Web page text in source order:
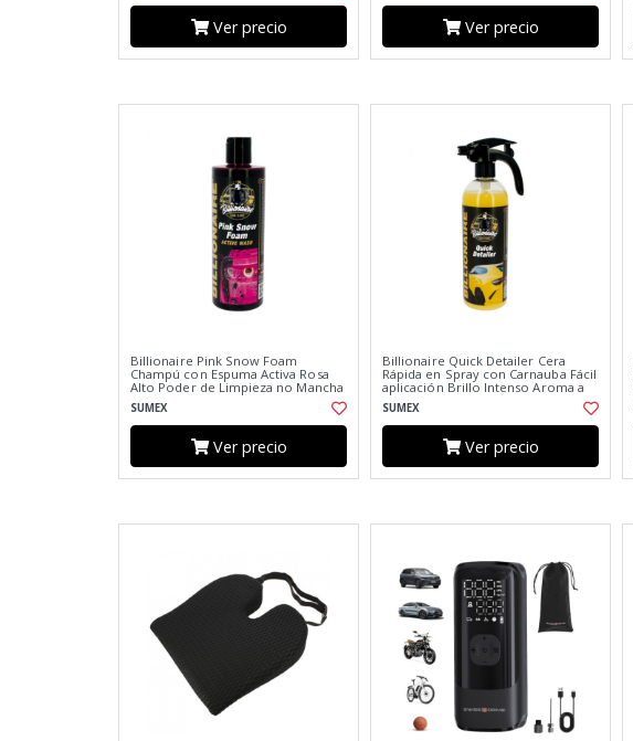
Ver precio Ver precio
Billionaire Pink Snow Foam
Champú con Espuma Activa Rosa
Alto Poder de Limpieza no Mancha
Aroma a Frutos del Bosque 500ml
SUMEX
Ver precio
Billionaire Quick Detailer Cera
Rápida en Spray con Carnauba Fácil
aplicación Brillo Intenso Aroma a
Cítrico 750ml
SUMEX
Ver precio